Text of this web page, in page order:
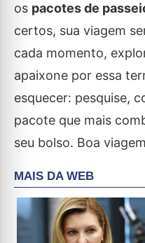
os pacotes de
certos, sua viagem
cada momento,
apaixone por essa
esquecer: pesquise,
pacote que mais
seu bolso. Boa